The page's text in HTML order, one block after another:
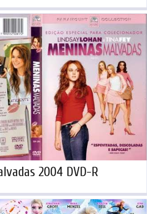
2004 DVD-R